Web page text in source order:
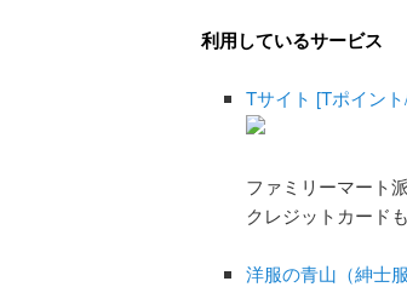
利用しているサービス
Tサイト [Tポイン
ファミリーマート
クレジットカード
洋服の青山（紳士